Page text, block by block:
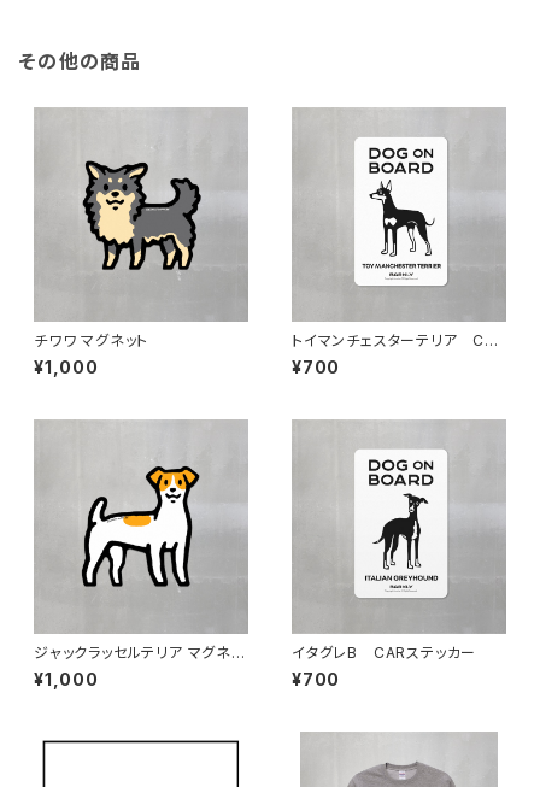
その他の商品
チワワ マグネット
¥1,000
トイマンチェスターテリア CAR
ステッカー
¥700
ジャックラッセルテリア マグネッ
ト
¥1,000
イタグレB CARステッカー
¥700